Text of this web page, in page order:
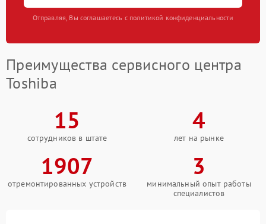
Отправляя, Вы соглашаетесь с политикой конфиденциальности
Преимущества сервисного центра
Toshiba
15
сотрудников в штате
4
лет на рынке
1907
отремонтированных устройств
3
минимальный опыт работы
специалистов